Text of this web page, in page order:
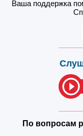
Ваша поддержка
По вопросам